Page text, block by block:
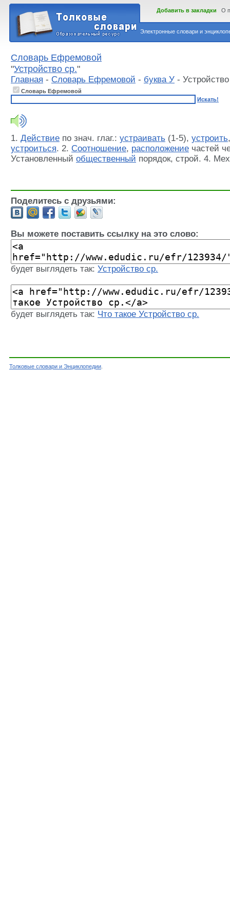
Электронные словари и
Добавить в закладки О
Словарь Ефремовой
"Устройство ср."
Главная - Словарь Ефремовой - буква У -
Словарь Ефремовой
Искать!
1. Действие по знач. глаг.: устраивать (1-5), устроить
устроиться. 2. Соотношение, расположение частей
Установленный общественный порядок, строй. 4.
Поделитесь с друзьями:
Вы можете поставить ссылку на это слово:
будет выглядеть так: Устройство ср.
будет выглядеть так: Что такое Устройство ср.
Толковые словари и Энциклопедии